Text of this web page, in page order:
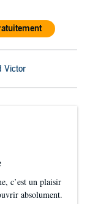
Victor
c’est un plaisir
absolument.